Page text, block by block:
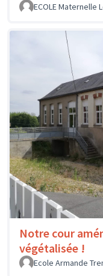
ECOLE Maternelle
Notre cour
végétalisée !
Ecole Armande